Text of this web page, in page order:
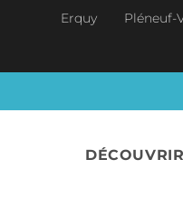
Aller au contenu principal
Erquy Pléneuf-
DÉCOUVRIR